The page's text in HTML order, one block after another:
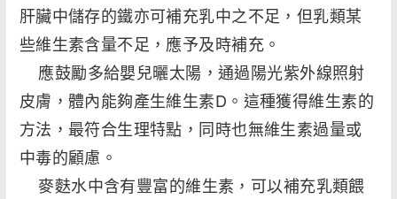
肝臟中儲存的鐵亦可補充乳中之不足，但乳類某
些維生素含量不足，應予及時補充。
應鼓勵多給嬰兒曬太陽，通過陽光紫外線照射
皮膚，體內能夠產生維生素D。這種獲得維生素的
方法，最符合生理特點，同時也無維生素過量或
中毒的顧慮。
麥麩水中含有豐富的維生素，可以補充乳類餵